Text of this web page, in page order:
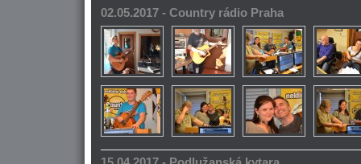
02.05.2017 - Country rádio Praha